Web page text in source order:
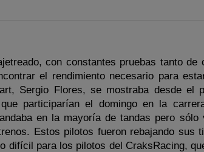
con constantes pruebas tanto de
el rendimiento necesario para
Sergio Flores, se mostraba desde el
participarían el domingo en la
en la mayoría de tandas pero sólo
Estos pilotos fueron rebajando sus
difícil para los pilotos del CraksRacing,